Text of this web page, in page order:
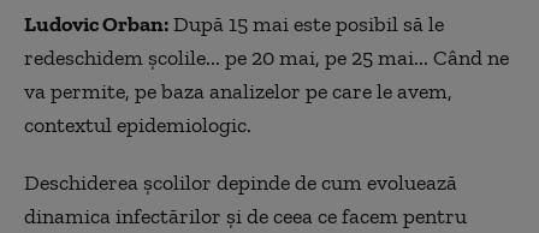
Ludovic Orban:După 15 mai este posibil să le
redeschidem școlile... pe 20 mai, pe 25 mai... Când ne
va permite, pe baza analizelor pe care le avem,
contextul epidemiologic.
Deschiderea școlilor depinde de cum evoluează
dinamica infectărilor și de ceea ce facem pentru